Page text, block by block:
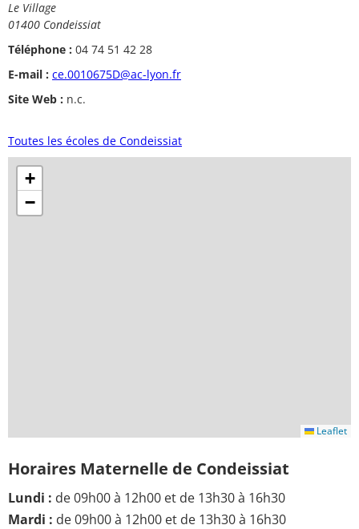
Le Village
01400 Condeissiat
Téléphone : 04 74 51 42 28
E-mail : ce.0010675D@ac-lyon.fr
Site Web : n.c.
Toutes les écoles de Condeissiat
+
−
Leaflet
Horaires Maternelle de Condeissiat
Lundi : de 09h00 à 12h00 et de 13h30 à 16h30
Mardi : de 09h00 à 12h00 et de 13h30 à 16h30